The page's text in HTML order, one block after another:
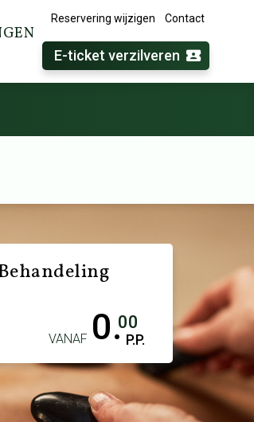
Reservering wijzigen Contact
E-ticket verzilveren
VANAF 0.00
P.P.